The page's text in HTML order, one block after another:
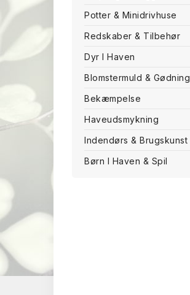
Potter & Minidrivhuse
Redskaber & Tilbehør
Dyr I Haven
Blomstermuld & Gødning
Bekæmpelse
Haveudsmykning
Indendørs & Brugskunst
Børn I Haven & Spil